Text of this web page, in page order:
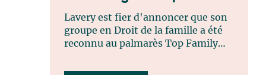
Top Family Law Firm
Teams 2026
Lavery est fier d'annoncer que son
groupe en Droit de la famille a été
reconnu au palmarès Top Family
Lawyer. Cette reconnaissance est le